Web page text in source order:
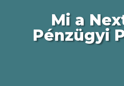
Mi a
Pénzügyi